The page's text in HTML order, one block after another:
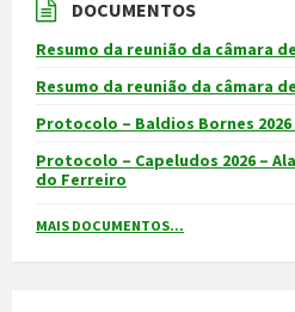
DOCUMENTOS
Resumo da reunião da câmara
Resumo da reunião da câmara
Protocolo – Baldios Bornes 2026
Protocolo – Capeludos 2026 –
do Ferreiro
MAIS DOCUMENTOS...